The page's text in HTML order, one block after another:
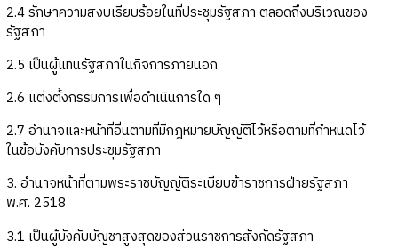
2.4 รักษาความสงบเรียบร้อยในที่ประชุมรัฐสภา ตลอดถึงบริเวณของ
รัฐสภา
2.5 เป็นผู้แทนรัฐสภาในกิจการภายนอก
2.6 แต่งตั้งกรรมการเพื่อดำเนินการใด ๆ
2.7 อำนาจและหน้าที่อื่นตามที่มีกฎหมายบัญญัติไว้หรือตามที่กำหนดไว้
ในข้อบังคับการประชุมรัฐสภา
3. อำนาจหน้าที่ตามพระราชบัญญัติระเบียบข้าราชการฝ่ายรัฐสภา
พ.ศ. 2518
3.1 เป็นผู้บังคับบัญชาสูงสุดของส่วนราชการสังกัดรัฐสภา